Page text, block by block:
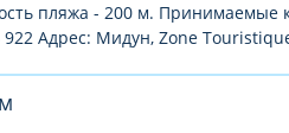
пляжа - 200 м. Принимаемые
922 Адрес: Мидун, Zone